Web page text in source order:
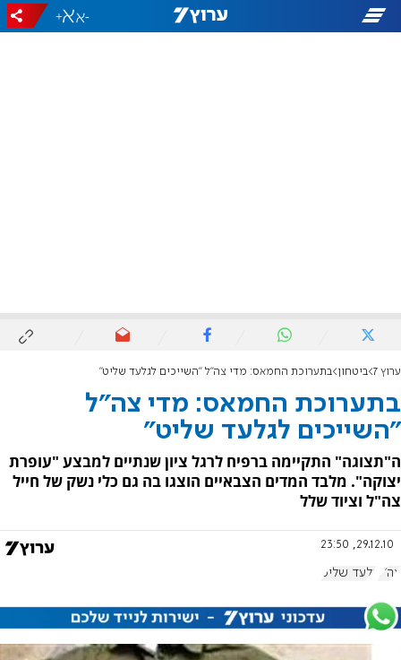
-
+
ערוץ 7 ביטחון בתערוכת החמאס: מדי צה"ל "השייכים לגלעד שליט"
בתערוכת החמאס: מדי צה"ל
"השייכים לגלעד שליט"
ה"תצוגה" התקיימה ברפיח לרגל ציון שנתיים למבצע "עופרת
יצוקה". מלבד המדים הצבאיים הוצגו בה גם כלי נשק של חייל
צה"ל וציוד שלל
29.12.10, 23:50
צה"ל גלעד שליט